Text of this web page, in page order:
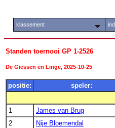
klassement
Standen toernooi GP 1-2526
De Giessen en Linge, 2025-10-25
positie: speler:
1
James van Brug
2
Nije Bloemendal